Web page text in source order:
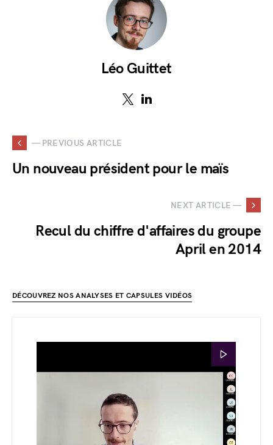
Léo Guittet
— PREVIOUS ARTICLE
Un nouveau président pour le maïs
NEXT ARTICLE —
Recul du chiffre d'affaires du groupe
April en 2014
DÉCOUVREZ NOS ANALYSES ET CAPSULES VIDÉOS